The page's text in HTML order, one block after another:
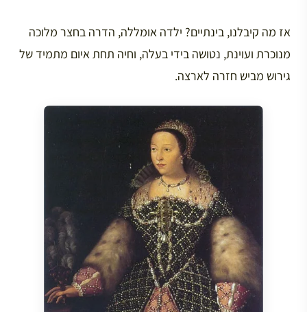
אז מה קיבלנו, בינתיים? ילדה אומללה, הדרה בחצר מלוכה
מנוכרת ועוינת, נטושה בידי בעלה, וחיה תחת איום מתמיד של
גירוש מביש חזרה לארצה.